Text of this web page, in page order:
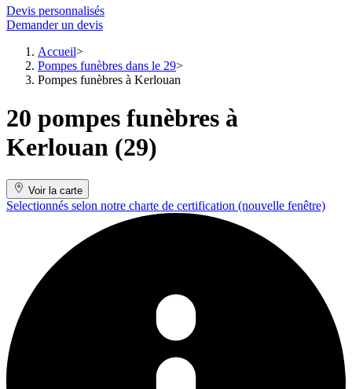
Devis personnalisés
Demander un devis
Accueil
Pompes funèbres dans le 29
Pompes funèbres à Kerlouan
20 pompes funèbres à
Kerlouan (29)
Voir la carte
Selectionnés selon notre charte de certification (nouvelle fenêtre)